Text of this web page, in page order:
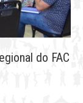
do FAC